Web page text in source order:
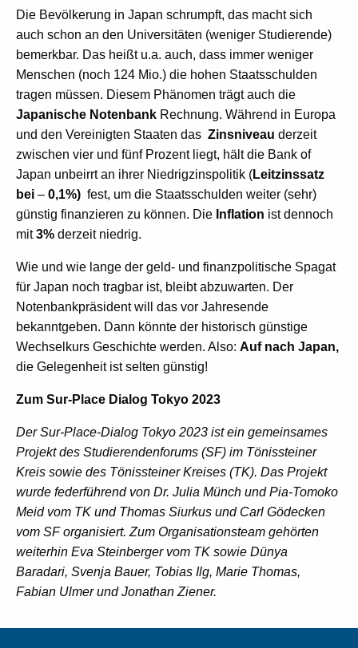
Die Bevölkerung in Japan schrumpft, das macht sich
auch schon an den Universitäten (weniger Studierende)
bemerkbar. Das heißt u.a. auch, dass immer weniger
Menschen (noch 124 Mio.) die hohen Staatsschulden
tragen müssen. Diesem Phänomen trägt auch die
Japanische Notenbank Rechnung. Während in Europa
und den Vereinigten Staaten das Zinsniveau derzeit
zwischen vier und fünf Prozent liegt, hält die Bank of
Japan unbeirrt an ihrer Niedrigzinspolitik (Leitzinssatz
bei – 0,1%) fest, um die Staatsschulden weiter (sehr)
günstig finanzieren zu können. Die Inflation ist dennoch
mit3% derzeit niedrig.
Wie und wie lange der geld- und finanzpolitische Spagat
für Japan noch tragbar ist, bleibt abzuwarten. Der
Notenbankpräsident will das vor Jahresende
bekanntgeben. Dann könnte der historisch günstige
Wechselkurs Geschichte werden. Also: Auf nach Japan,
die Gelegenheit ist selten günstig!
Zum Sur-Place Dialog Tokyo 2023
Der Sur-Place-Dialog Tokyo 2023 ist ein gemeinsames
Projekt des Studierendenforums (SF) im Tönissteiner
Kreis sowie des Tönissteiner Kreises (TK). Das Projekt
wurde federführend von Dr. Julia Münch und Pia-Tomoko
Meid vom TK und Thomas Siurkus und Carl Gödecken
vom SF organisiert. Zum Organisationsteam gehörten
weiterhin Eva Steinberger vom TK sowie Dünya
Baradari, Svenja Bauer, Tobias Ilg, Marie Thomas,
Fabian Ulmer und Jonathan Ziener.